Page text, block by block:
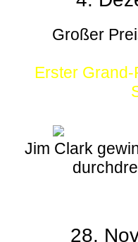
Großer
Erster
Jim Clark
28.